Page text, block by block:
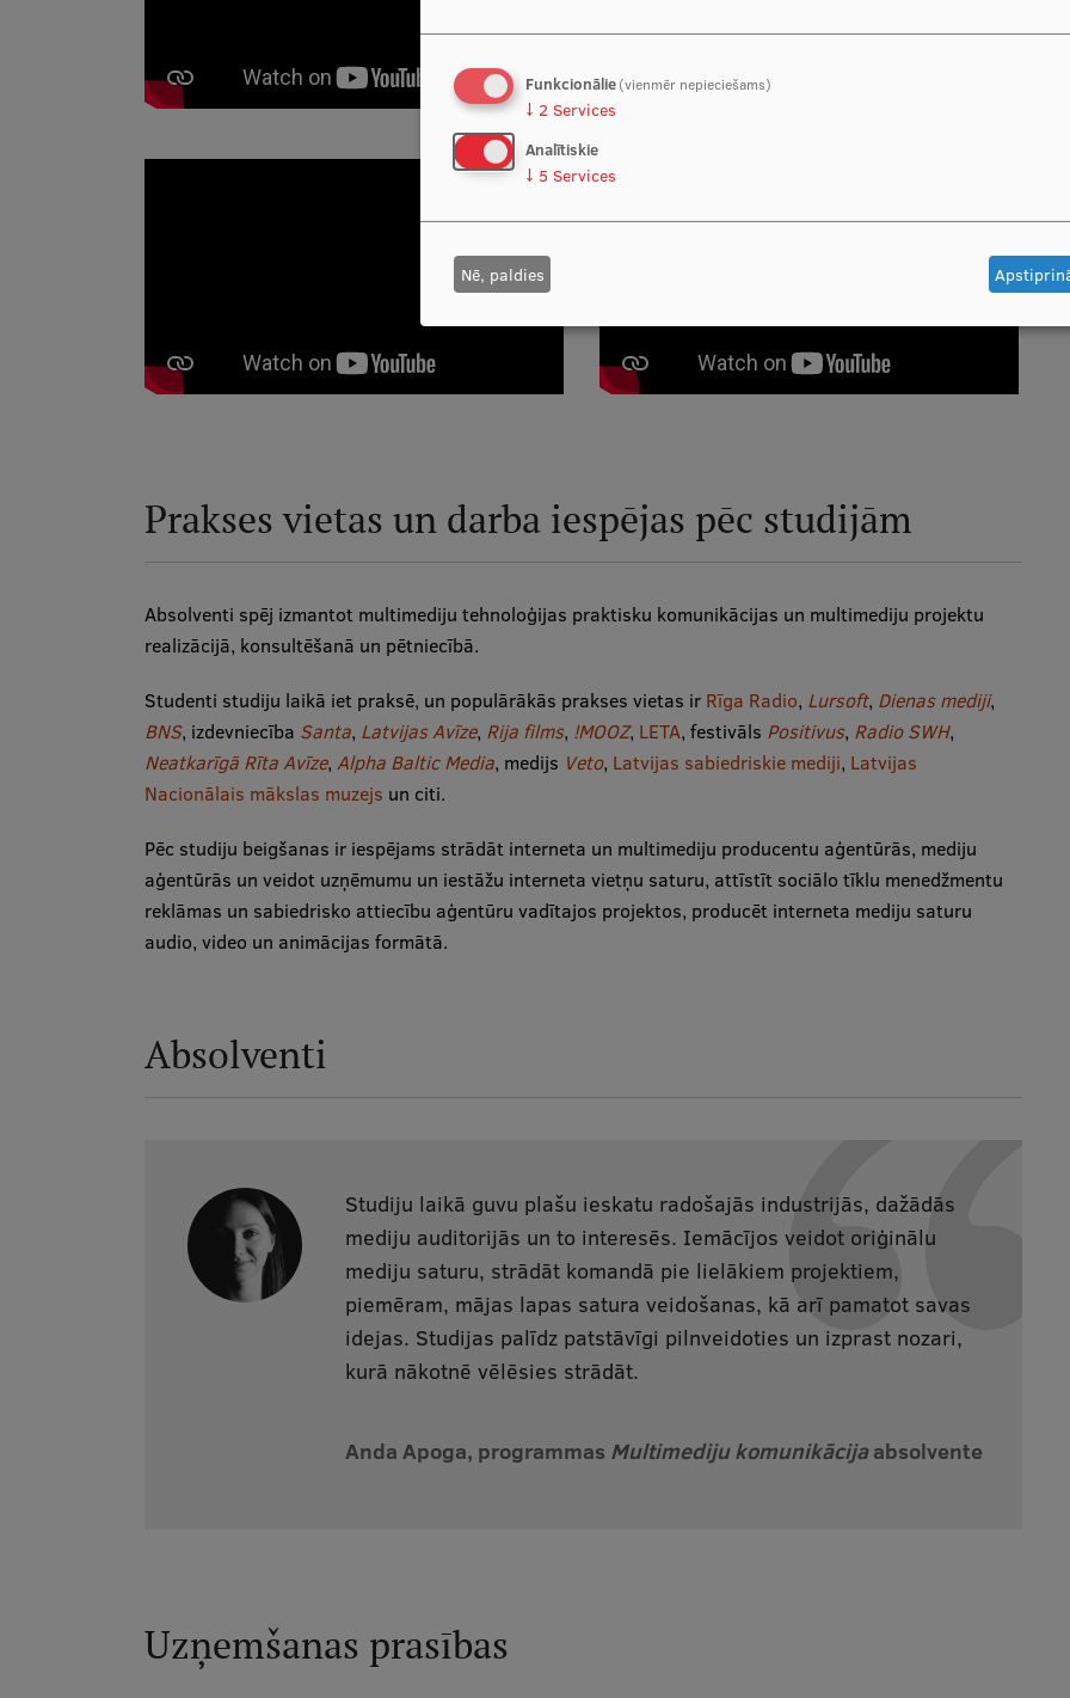
Prakses vietas un darba iespējas pēc studijām
Absolventi spēj izmantot multimediju tehnoloģijas praktisku komunikācijas un multimediju projektu
realizācijā, konsultēšanā un pētniecībā.
Studenti studiju laikā iet praksē, un populārākās prakses vietas ir Rīga Radio, Lursoft, Dienas mediji,
BNS, izdevniecība Santa, Latvijas Avīze, Rija films, !MOOZ, LETA, festivāls Positivus, Radio SWH,
Neatkarīgā Rīta Avīze, Alpha Baltic Media, medijs Veto, Latvijas sabiedriskie mediji, Latvijas
Nacionālais mākslas muzejs un citi.
Pēc studiju beigšanas ir iespējams strādāt interneta un multimediju producentu aģentūrās, mediju
aģentūrās un veidot uzņēmumu un iestāžu interneta vietņu saturu, attīstīt sociālo tīklu menedžmentu
reklāmas un sabiedrisko attiecību aģentūru vadītajos projektos, producēt interneta mediju saturu
audio, video un animācijas formātā.
Absolventi
Studiju laikā guvu plašu ieskatu radošajās industrijās, dažādās
mediju auditorijās un to interesēs. Iemācījos veidot oriģinālu
mediju saturu, strādāt komandā pie lielākiem projektiem,
piemēram, mājas lapas satura veidošanas, kā arī pamatot savas
idejas. Studijas palīdz patstāvīgi pilnveidoties un izprast nozari,
kurā nākotnē vēlēsies strādāt.
Anda Apoga, programmas Multimediju komunikācijaabsolvente
Uzņemšanas prasības
Funkcionālie(vienmēr nepieciešams)
↓ 2 Services
Analītiskie
↓ 5 Services
Nē, paldies